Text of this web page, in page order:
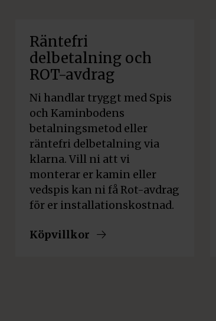
Räntefri
delbetalning och
ROT-avdrag
Ni handlar tryggt med Spis
och Kaminbodens
betalningsmetod eller
räntefri delbetalning via
klarna. Vill ni att vi
monterar er kamin eller
vedspis kan ni få Rot-avdrag
för er installationskostnad.
Köpvillkor